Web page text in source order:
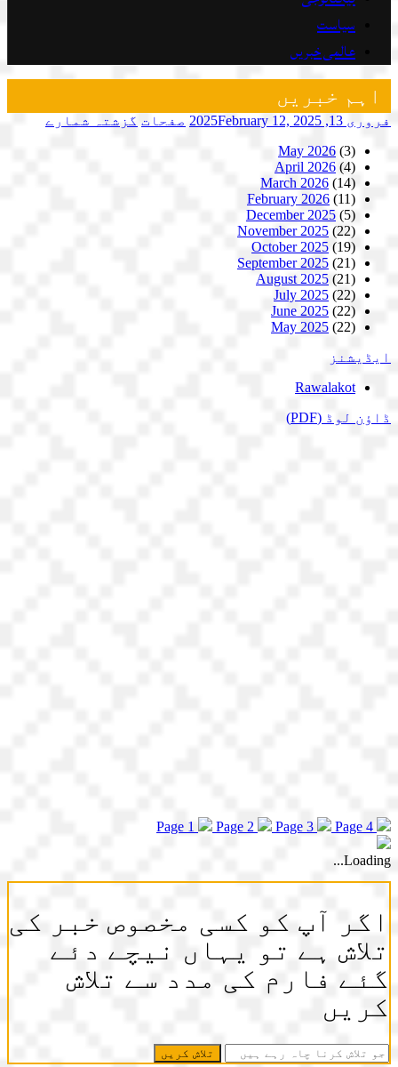
سیاست
عالمی خبریں
اہم خبریں
فروری 13, 2025 February 12, 2025 صفحات گزشتہ شمارے
May 2026 (3)
April 2026 (4)
March 2026 (14)
February 2026 (11)
December 2025 (5)
November 2025 (22)
October 2025 (19)
September 2025 (21)
August 2025 (21)
July 2025 (22)
June 2025 (22)
May 2025 (22)
ایڈیشنز
Rawalakot
ڈاؤن لوڈ (PDF)
Page 1 Page 2 Page 3 Page 4
Loading...
اگر آپ کو کسی مخصوص خبر کی
تلاش ہے تو یہاں نیچے دئے
گئے فارم کی مدد سے تلاش
کریں